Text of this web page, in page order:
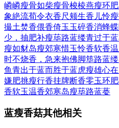
嶙嶙瘦骨如柴瘦骨梭棱燕瘦环肥
象絶流荀令衣香尺颊生香 儿怜
撮土焚香偎香倚玉玉碎香消蜂
少，抽肥补瘦荜路蓝缕青过于蓝
瘦如豺岛瘦郊寒惜玉怜香软香
时不烧香，急来抱佛脚筚路蓝
鱼青出于蓝而胜于蓝虎瘦雄心在
嫌肥挑瘦行香挂牌断香零玉环
香软玉温香郊寒岛瘦荜路蓝蒌
蓝瘦香菇其他相关